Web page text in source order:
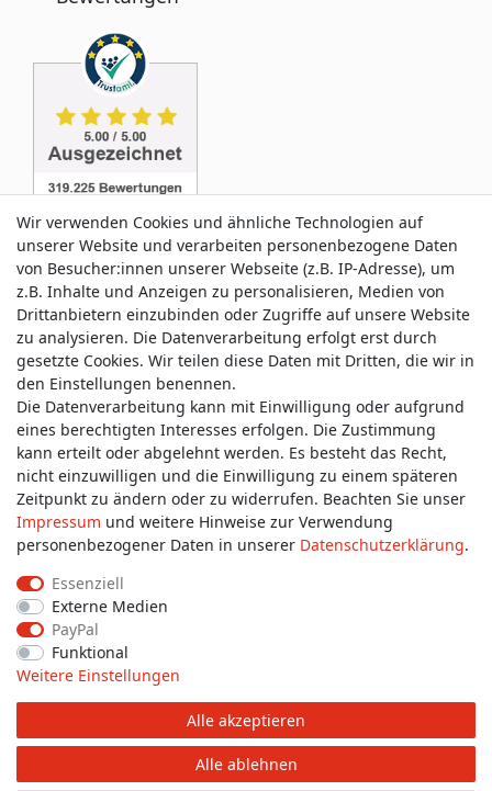
Service & Kontakt
Wünschen Sie einen Rückruf?
service@allmyclothes.de
Schreiben Sie uns:
service@allmyclothes.de
Impressum
Widerrufs­recht
© Copyright 2026 allmyclothes.de | Alle Rechte vorbehalten.
Wir verwenden Cookies und ähnliche Technologien auf
unserer Website und verarbeiten personenbezogene Daten
von Besucher:innen unserer Webseite (z.B. IP-Adresse), um
z.B. Inhalte und Anzeigen zu personalisieren, Medien von
Drittanbietern einzubinden oder Zugriffe auf unsere Website
zu analysieren. Die Datenverarbeitung erfolgt erst durch
gesetzte Cookies. Wir teilen diese Daten mit Dritten, die wir in
den Einstellungen benennen.
Die Datenverarbeitung kann mit Einwilligung oder aufgrund
eines berechtigten Interesses erfolgen. Die Zustimmung
kann erteilt oder abgelehnt werden. Es besteht das Recht,
nicht einzuwilligen und die Einwilligung zu einem späteren
Zeitpunkt zu ändern oder zu widerrufen. Beachten Sie unser
Impressum und weitere Hinweise zur Verwendung
personenbezogener Daten in unserer Daten­schutz­erklärung.
Essenziell
Externe Medien
PayPal
Funktional
Weitere Einstellungen
Alle akzeptieren
Alle ablehnen